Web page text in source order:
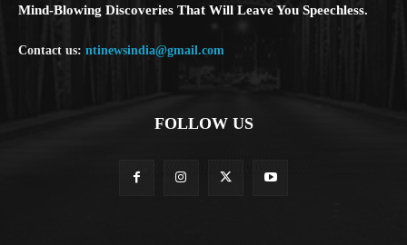
Mind-Blowing Discoveries That Will Leave You Speechless.
Contact us: ntinewsindia@gmail.com
FOLLOW US